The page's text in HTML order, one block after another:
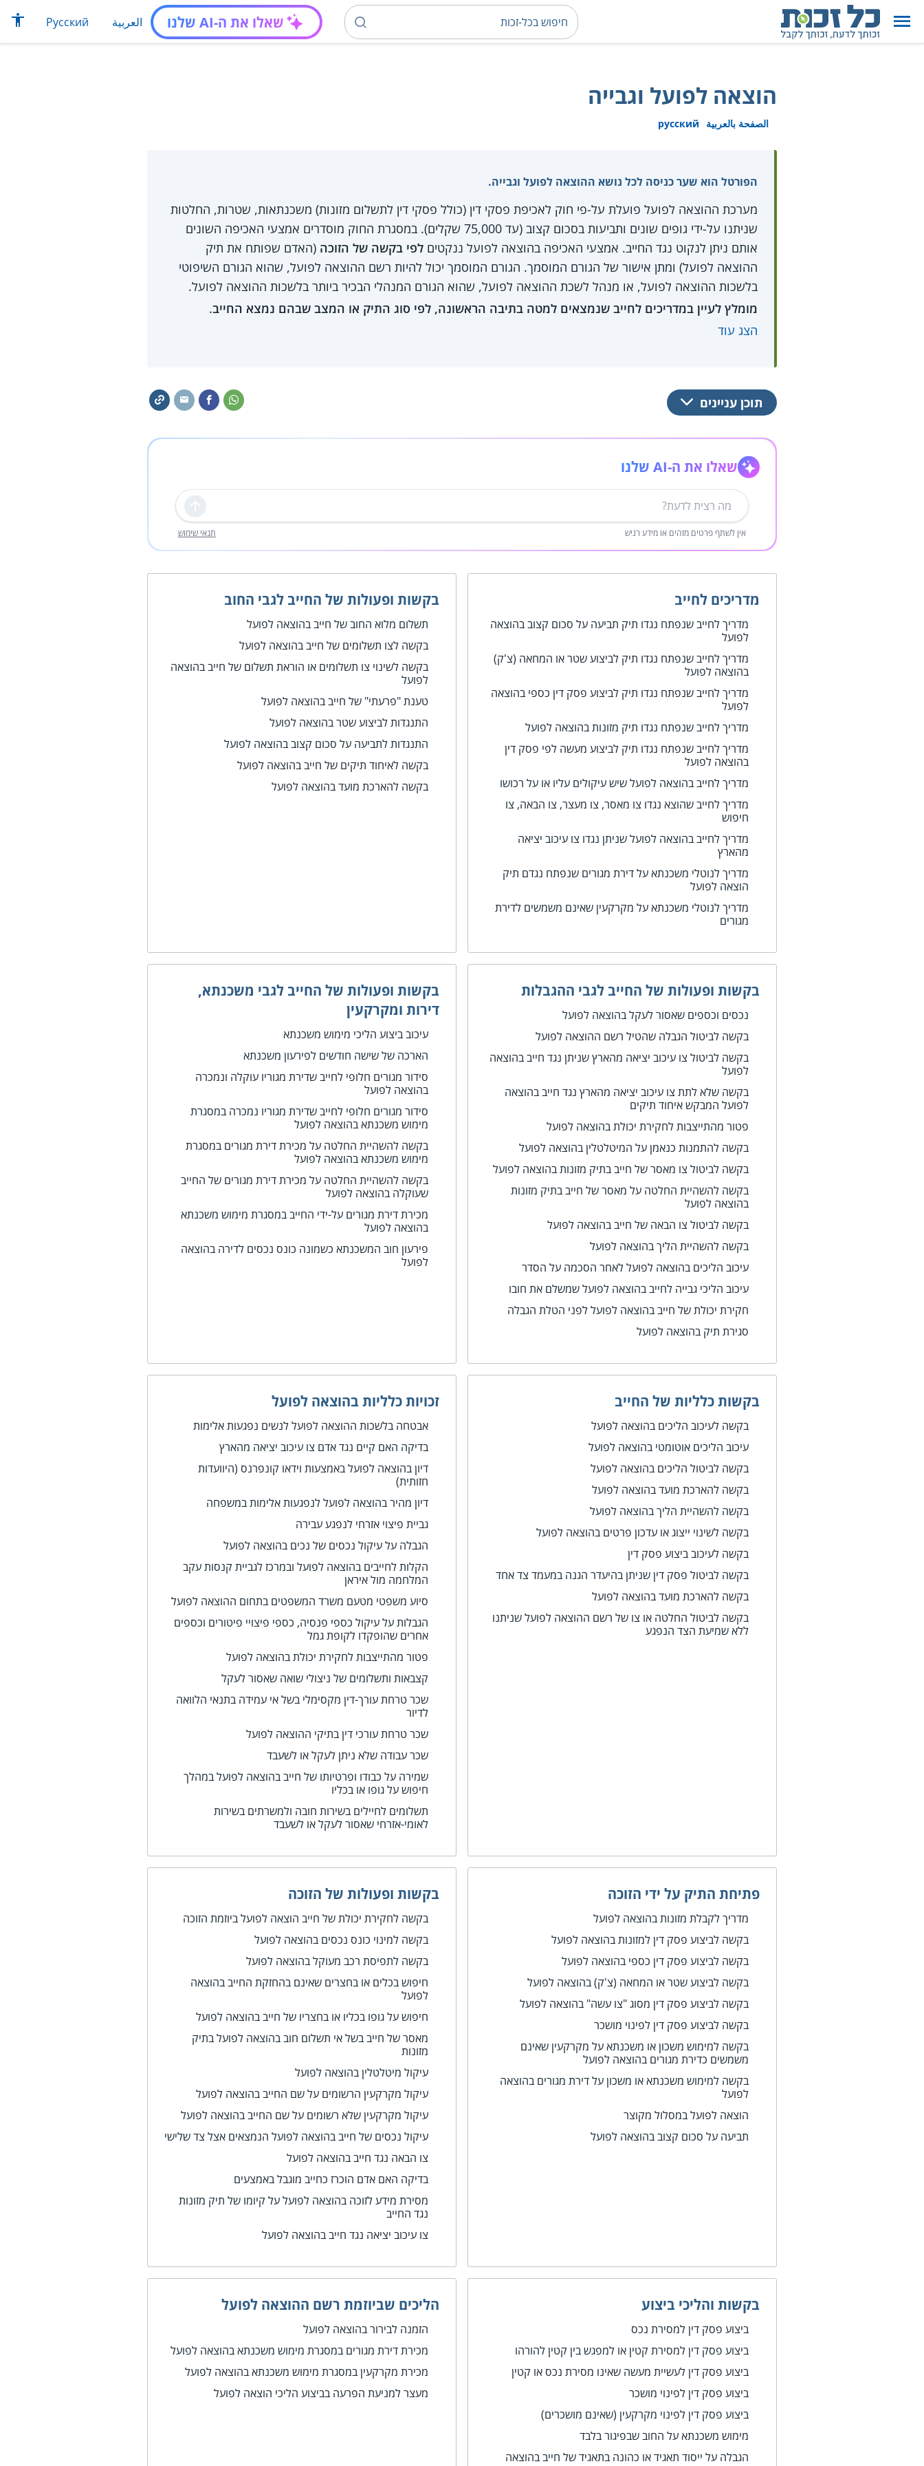
שאלו את ה-AI שלנו العربية Русский
הוצאה לפועל וגבייה
الصفحة بالعربية русский
הפורטל הוא שער כניסה לכל נושא ההוצאה לפועל וגבייה.
מערכת ההוצאה לפועל פועלת על-פי חוק לאכיפת פסקי דין (כולל פסקי דין לתשלום מזונות) משכנתאות, שטרות, החלטות
שניתנו על-ידי גופים שונים ותביעות בסכום קצוב (עד 75,000 שקלים). במסגרת החוק מוסדרים אמצעי האכיפה השונים
אותם ניתן לנקוט נגד החייב. אמצעי האכיפה בהוצאה לפועל ננקטים לפי בקשה של הזוכה (האדם שפותח את תיק
ההוצאה לפועל) ומתן אישור של הגורם המוסמך. הגורם המוסמך יכול להיות רשם ההוצאה לפועל, שהוא הגורם השיפוטי
בלשכות ההוצאה לפועל, או מנהל לשכת ההוצאה לפועל, שהוא הגורם המנהלי הבכיר ביותר בלשכות ההוצאה לפועל.
מומלץ לעיין במדריכים לחייב שנמצאים למטה בתיבה הראשונה, לפי סוג התיק או המצב שבהם נמצא החייב.
הצג עוד
תוכן עניינים
שאלו את ה-AI שלנו
שליחה
אין לשתף פרטים מזהים או מידע רגיש תנאי שימוש
מדריכים לחייב
מדריך לחייב שנפתח נגדו תיק תביעה על סכום קצוב בהוצאה
לפועל
מדריך לחייב שנפתח נגדו תיק לביצוע שטר או המחאה (צ'ק)
בהוצאה לפועל
מדריך לחייב שנפתח נגדו תיק לביצוע פסק דין כספי בהוצאה
לפועל
מדריך לחייב שנפתח נגדו תיק מזונות בהוצאה לפועל
מדריך לחייב שנפתח נגדו תיק לביצוע מעשה לפי פסק דין
בהוצאה לפועל
מדריך לחייב בהוצאה לפועל שיש עיקולים עליו או על רכושו
מדריך לחייב שהוצא נגדו צו מאסר, צו מעצר, צו הבאה, צו
חיפוש
מדריך לחייב בהוצאה לפועל שניתן נגדו צו עיכוב יציאה
מהארץ
מדריך לנוטלי משכנתא על דירת מגורים שנפתח נגדם תיק
הוצאה לפועל
מדריך לנוטלי משכנתא על מקרקעין שאינם משמשים לדירת
מגורים
בקשות ופעולות של החייב לגבי החוב
תשלום מלוא החוב של חייב בהוצאה לפועל
בקשה לצו תשלומים של חייב בהוצאה לפועל
בקשה לשינוי צו תשלומים או הוראת תשלום של חייב בהוצאה
לפועל
טענת "פרעתי" של חייב בהוצאה לפועל
התנגדות לביצוע שטר בהוצאה לפועל
התנגדות לתביעה על סכום קצוב בהוצאה לפועל
בקשה לאיחוד תיקים של חייב בהוצאה לפועל
בקשה להארכת מועד בהוצאה לפועל
בקשות ופעולות של החייב לגבי ההגבלות
נכסים וכספים שאסור לעקל בהוצאה לפועל
בקשה לביטול הגבלה שהטיל רשם ההוצאה לפועל
בקשה לביטול צו עיכוב יציאה מהארץ שניתן נגד חייב בהוצאה
לפועל
בקשה שלא לתת צו עיכוב יציאה מהארץ נגד חייב בהוצאה
לפועל המבקש איחוד תיקים
פטור מהתייצבות לחקירת יכולת בהוצאה לפועל
בקשה להתמנות כנאמן על המיטלטלין בהוצאה לפועל
בקשה לביטול צו מאסר של חייב בתיק מזונות בהוצאה לפועל
בקשה להשהיית החלטה על מאסר של חייב בתיק מזונות
בהוצאה לפועל
בקשה לביטול צו הבאה של חייב בהוצאה לפועל
בקשה להשהיית הליך בהוצאה לפועל
עיכוב הליכים בהוצאה לפועל לאחר הסכמה על הסדר
עיכוב הליכי גבייה לחייב בהוצאה לפועל שמשלם את חובו
חקירת יכולת של חייב בהוצאה לפועל לפני הטלת הגבלה
סגירת תיק בהוצאה לפועל
בקשות ופעולות של החייב לגבי משכנתא,
דירות ומקרקעין
עיכוב ביצוע הליכי מימוש משכנתא
הארכה של שישה חודשים לפירעון משכנתא
סידור מגורים חלופי לחייב שדירת מגוריו עוקלה ונמכרה
בהוצאה לפועל
סידור מגורים חלופי לחייב שדירת מגוריו נמכרה במסגרת
מימוש משכנתא בהוצאה לפועל
בקשה להשהיית החלטה על מכירת דירת מגורים במסגרת
מימוש משכנתא בהוצאה לפועל
בקשה להשהיית החלטה על מכירת דירת מגורים של החייב
שעוקלה בהוצאה לפועל
מכירת דירת מגורים על-ידי החייב במסגרת מימוש משכנתא
בהוצאה לפועל
פירעון חוב המשכנתא כשמונה כונס נכסים לדירה בהוצאה
לפועל
בקשות כלליות של החייב
בקשה לעיכוב הליכים בהוצאה לפועל
עיכוב הליכים אוטומטי בהוצאה לפועל
בקשה לביטול הליכים בהוצאה לפועל
בקשה להארכת מועד בהוצאה לפועל
בקשה להשהיית הליך בהוצאה לפועל
בקשה לשינוי ייצוג או עדכון פרטים בהוצאה לפועל
בקשה לעיכוב ביצוע פסק דין
בקשה לביטול פסק דין שניתן בהיעדר הגנה במעמד צד אחד
בקשה להארכת מועד בהוצאה לפועל
בקשה לביטול החלטה או צו של רשם ההוצאה לפועל שניתנו
ללא שמיעת הצד הנפגע
זכויות כלליות בהוצאה לפועל
אבטחה בלשכות ההוצאה לפועל לנשים נפגעות אלימות
בדיקה האם קיים נגד אדם צו עיכוב יציאה מהארץ
דיון בהוצאה לפועל באמצעות וידאו קונפרנס (היוועדות
חזותית)
דיון מהיר בהוצאה לפועל לנפגעות אלימות במשפחה
גביית פיצוי אזרחי לנפגע עבירה
הגבלה על עיקול נכסים של נכים בהוצאה לפועל
הקלות לחייבים בהוצאה לפועל ובמרכז לגביית קנסות עקב
המלחמה מול איראן
סיוע משפטי מטעם משרד המשפטים בתחום ההוצאה לפועל
הגבלות על עיקול כספי פנסיה, כספי פיצויי פיטורים וכספים
אחרים שהופקדו לקופת גמל
פטור מהתייצבות לחקירת יכולת בהוצאה לפועל
קצבאות ותשלומים של ניצולי שואה שאסור לעקל
שכר טרחת עורך-דין מקסימלי בשל אי עמידה בתנאי הלוואה
לדיור
שכר טרחת עורכי דין בתיקי ההוצאה לפועל
שכר עבודה שלא ניתן לעקל או לשעבד
שמירה על כבודו ופרטיותו של חייב בהוצאה לפועל במהלך
חיפוש על גופו או בכליו
תשלומים לחיילים בשירות חובה ולמשרתים בשירות
לאומי-אזרחי שאסור לעקל או לשעבד
פתיחת התיק על ידי הזוכה
מדריך לקבלת מזונות בהוצאה לפועל
בקשה לביצוע פסק דין למזונות בהוצאה לפועל
בקשה לביצוע פסק דין כספי בהוצאה לפועל
בקשה לביצוע שטר או המחאה (צ'ק) בהוצאה לפועל
בקשה לביצוע פסק דין מסוג "צו עשה" בהוצאה לפועל
בקשה לביצוע פסק דין לפינוי מושכר
בקשה למימוש משכון או משכנתא על מקרקעין שאינם
משמשים כדירת מגורים בהוצאה לפועל
בקשה למימוש משכנתא או משכון על דירת מגורים בהוצאה
לפועל
הוצאה לפועל במסלול מקוצר
תביעה על סכום קצוב בהוצאה לפועל
בקשות ופעולות של הזוכה
בקשה לחקירת יכולת של חייב הוצאה לפועל ביוזמת הזוכה
בקשה למינוי כונס נכסים בהוצאה לפועל
בקשה לתפיסת רכב מעוקל בהוצאה לפועל
חיפוש בכלים או בחצרים שאינם בהחזקת החייב בהוצאה
לפועל
חיפוש על גופו בכליו או בחצריו של חייב בהוצאה לפועל
מאסר של חייב בשל אי תשלום חוב בהוצאה לפועל בתיק
מזונות
עיקול מיטלטלין בהוצאה לפועל
עיקול מקרקעין הרשומים על שם החייב בהוצאה לפועל
עיקול מקרקעין שלא רשומים על שם החייב בהוצאה לפועל
עיקול נכסים של חייב בהוצאה לפועל הנמצאים אצל צד שלישי
צו הבאה נגד חייב בהוצאה לפועל
בדיקה האם אדם הוכרז כחייב מוגבל באמצעים
מסירת מידע לזוכה בהוצאה לפועל על קיומו של תיק מזונות
נגד החייב
צו עיכוב יציאה נגד חייב בהוצאה לפועל
בקשות והליכי ביצוע
ביצוע פסק דין למסירת נכס
ביצוע פסק דין למסירת קטין או למפגש בין קטין להורהו
ביצוע פסק דין לעשיית מעשה שאינו מסירת נכס או קטין
ביצוע פסק דין לפינוי מושכר
ביצוע פסק דין לפינוי מקרקעין (שאינם מושכרים)
מימוש משכנתא על החוב שבפיגור בלבד
הגבלה על ייסוד תאגיד או כהונה בתאגיד של חייב בהוצאה
הליכים שביוזמת רשם ההוצאה לפועל
הזמנה לבירור בהוצאה לפועל
מכירת דירת מגורים במסגרת מימוש משכנתא בהוצאה לפועל
מכירת מקרקעין במסגרת מימוש משכנתא בהוצאה לפועל
מעצר למניעת הפרעה בביצוע הליכי הוצאה לפועל